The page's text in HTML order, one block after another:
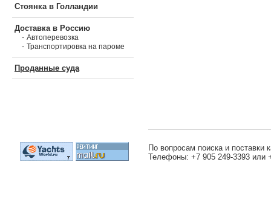
Стоянка в Голландии
Доставка в Россию
- Автоперевозка
- Транспортировка на пароме
Проданные суда
По вопросам поиска и поставки
Телефоны: +7 905 249-3393 или